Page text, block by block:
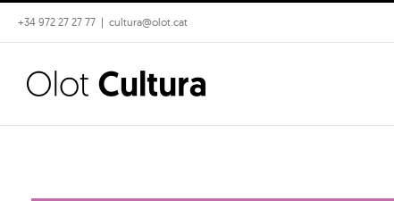
Skip
to
content
+34 972 27 27 77 | cultura@olot.cat